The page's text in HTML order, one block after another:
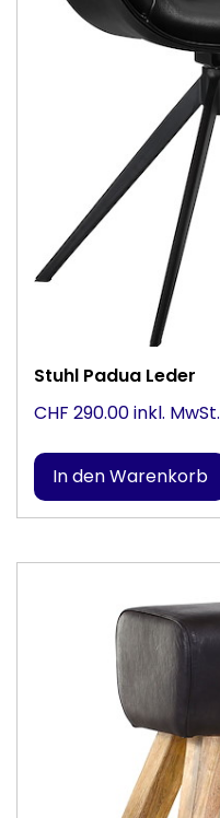
Stuhl Padua Leder
CHF 290.00 inkl. MwSt.